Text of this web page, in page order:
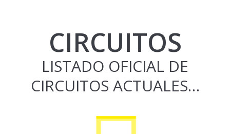
CIRCUITOS
LISTADO OFICIAL DE
CIRCUITOS ACTUALES…